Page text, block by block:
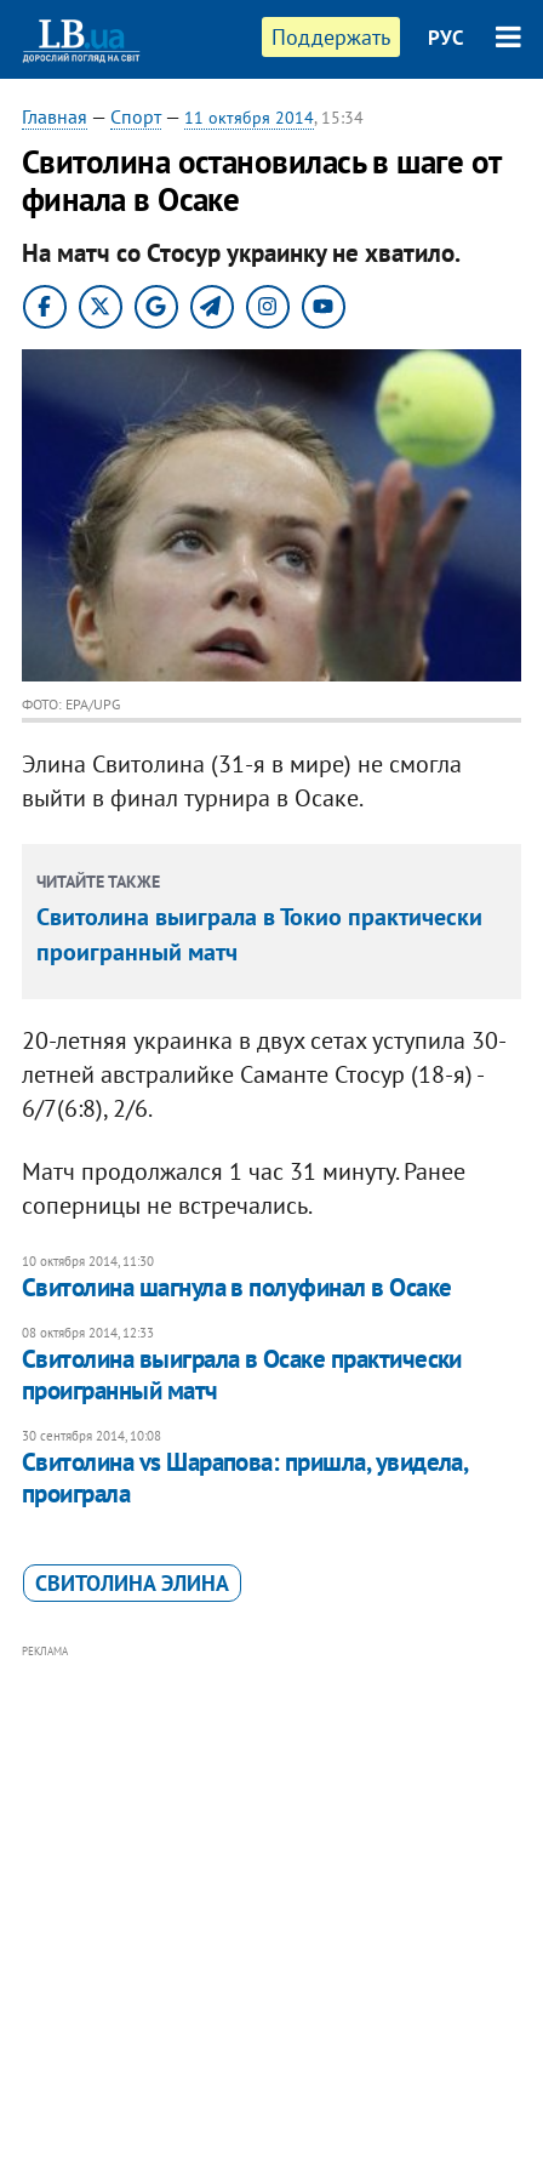
Поддержать РУС
Главная — Спорт— 11 октября 2014, 15:34
Свитолина остановилась в шаге от
финала в Осаке
На матч со Стосур украинку не хватило.
ФОТО: EPA/UPG
Элина Свитолина (31-я в мире) не смогла
выйти в финал турнира в Осаке.
ЧИТАЙТЕ ТАКЖЕ
Свитолина выиграла в Токио практически
проигранный матч
20-летняя украинка в двух сетах уступила 30-
летней австралийке Саманте Стосур (18-я) -
6/7(6:8), 2/6.
Матч продолжался 1 час 31 минуту. Ранее
соперницы не встречались.
10 октября 2014, 11:30
Свитолина шагнула в полуфинал в Осаке
08 октября 2014, 12:33
Свитолина выиграла в Осаке практически
проигранный матч
30 сентября 2014, 10:08
Свитолина vs Шарапова: пришла, увидела,
проиграла
СВИТОЛИНА ЭЛИНА
РЕКЛАМА